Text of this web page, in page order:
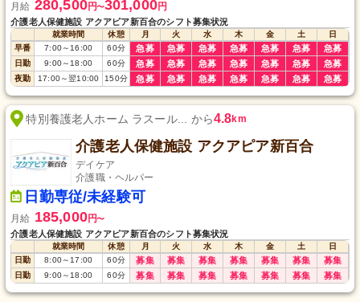
月給 280,500円〜301,000円
介護老人保健施設 アクアピア新百合のシフト募集状況
就業時間 休憩 月 火 水 木 金 土
日
早番
7:00～16:00 60分 急募 急募 急募 急募 急募 急募 急募
日勤 9:00～18:00 60分 急募 急募 急募 急募 急募 急募 急募
夜勤 17:00～翌10:00 150分 急募 急募 急募 急募 急募 急募 急募
特別養護老人ホーム ラスール... から4.8km
介護老人保健施設 アクアピア新百合
デイケア
介護職・ヘルパー
日勤専従/未経験可
月給 185,000円〜
介護老人保健施設 アクアピア新百合のシフト募集状況
就業時間 休憩 月 火 水 木 金 土
日
日勤
8:00～17:00 60分 募集 募集 募集 募集 募集 募集 募集
日勤 9:00～18:00 60分 募集 募集 募集 募集 募集 募集 募集